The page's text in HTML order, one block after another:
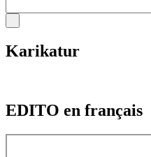
Karikatur
EDITO en français